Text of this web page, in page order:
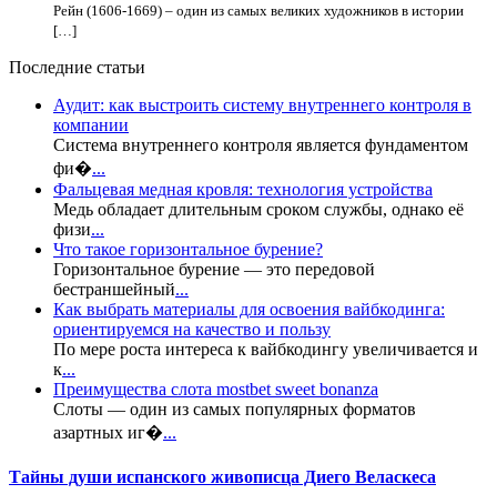
Рейн (1606-1669) – один из самых великих художников в истории
[…]
Последние статьи
Аудит: как выстроить систему внутреннего контроля в
компании
Система внутреннего контроля является фундаментом
фи�...
Фальцевая медная кровля: технология устройства
Медь обладает длительным сроком службы, однако её
физи...
Что такое горизонтальное бурение?
Горизонтальное бурение — это передовой
бестраншейный...
Как выбрать материалы для освоения вайбкодинга:
ориентируемся на качество и пользу
По мере роста интереса к вайбкодингу увеличивается и
к...
Преимущества слота mostbet sweet bonanza
Слоты — один из самых популярных форматов
азартных иг�...
Тайны души испанского живописца Диего Веласкеса